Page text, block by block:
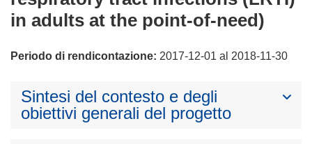
in adults at the point-of-need)
Periodo di rendicontazione: 2017-12-01 al 2018-11-30
Sintesi del contesto e degli
obiettivi generali del progetto